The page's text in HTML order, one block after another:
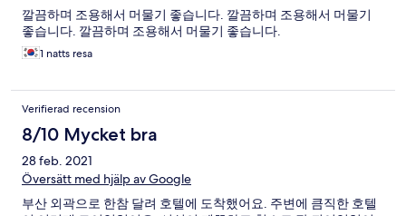
깔끔하며 조용해서 머물기 좋습니다. 깔끔하며 조용해서 머물기
좋습니다. 깔끔하며 조용해서 머물기 좋습니다.
1 natts resa
Verifierad recension
8/10 Mycket bra
28 feb. 2021
Översätt med hjälp av Google
부산 외곽으로 한참 달려 호텔에 도착했어요. 주변에 큼직한 호텔